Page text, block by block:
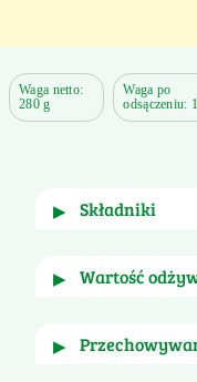
Waga netto:
280 g
Waga po
odsączeniu:
składniki
▶
śladowa ilość
zawiera Gorczyca
wartość
▶
▶